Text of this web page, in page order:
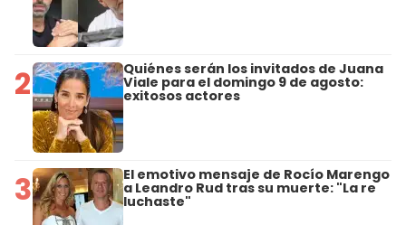
2 Quiénes serán los invitados de Juana
Viale para el domingo 9 de agosto:
exitosos actores
3 El emotivo mensaje de Rocío Marengo
a Leandro Rud tras su muerte: "La re
luchaste"